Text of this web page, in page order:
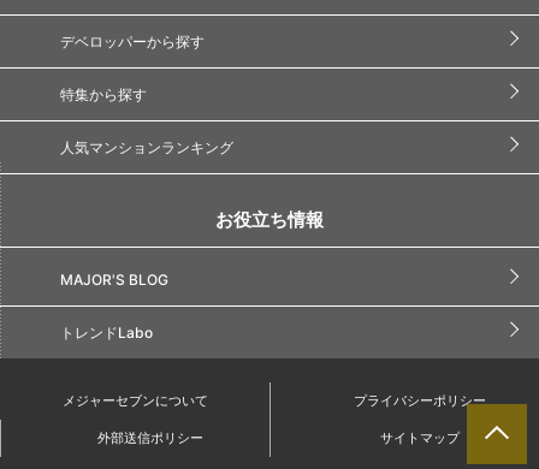
デベロッパーから探す
特集から探す
人気マンションランキング
お役立ち情報
MAJOR'S BLOG
トレンドLabo
メジャーセブンについて プライバシーポリシー
外部送信ポリシー サイトマップ